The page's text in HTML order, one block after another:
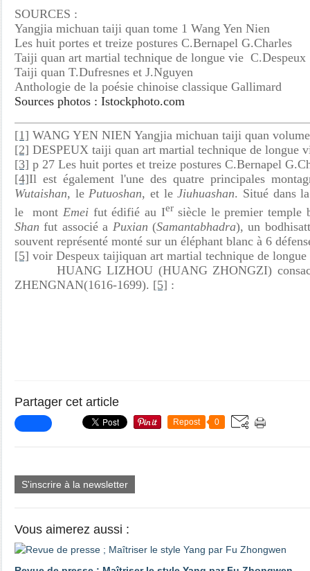
SOURCES :
Yangjia michuan taiji quan tome 1 Wang Yen Nien
Les huit portes et treize postures C.Bernapel G.Charles
Taiji quan art martial technique de longue vie C.Despeux
Taiji quan T.Dufresnes et J.Nguyen
Anthologie de la poésie chinoise classique Gallimard
Sources photos : Istockphoto.com
[1] WANG YEN NIEN Yangjia michuan taiji quan
[2] DESPEUX taiji quan art martial technique de longue
[3] p 27 Les huit portes et treize postures C.Bernapel
[4]Il est également l'une des quatre principales
Wutaishan, lePutuoshan, et leJiuhuashan. Situé dans
le mont Emeifut édifié au Iersiècle le premier temple
Shan fut associé a Puxian (Samantabhadra), un
souvent représenté monté sur un éléphant blanc à 6
[5] voir Despeux taijiquan art martial technique de
HUANG LIZHOU (HUANG ZHONGZI)
ZHENGNAN(1616-1699). [5] :
Partager cet article
Repost 0
S'inscrire à la newsletter
Vous aimerez aussi :